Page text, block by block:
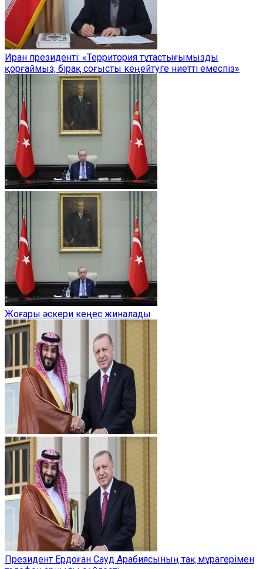
Иран президенті: «Территория тұтастығымызды
қорғаймыз, бірақ соғысты кеңейтуге ниетті емеспіз»
Жоғары әскери кеңес жиналады
Президент Ердоған Сауд Арабиясының тақ мұрагерімен